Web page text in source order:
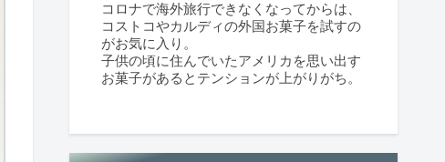
コロナで海外旅行できなくなってからは、
コストコやカルディの外国お菓子を試すの
がお気に入り。
子供の頃に住んでいたアメリカを思い出す
お菓子があるとテンションが上がりがち。